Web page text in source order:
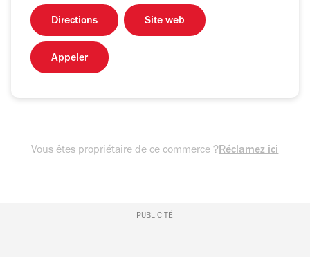
Directions Site web
Appeler
Vous êtes propriétaire de ce commerce ?Réclamez ici
PUBLICITÉ